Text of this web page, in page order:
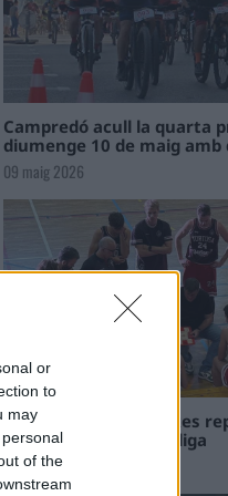
or
to
may
of the
Campredó acull la quarta
diumenge 10 de maig
09 maig 2026
El Cantaires amb baixes
el tram decisiu de la lliga
09 maig 2026